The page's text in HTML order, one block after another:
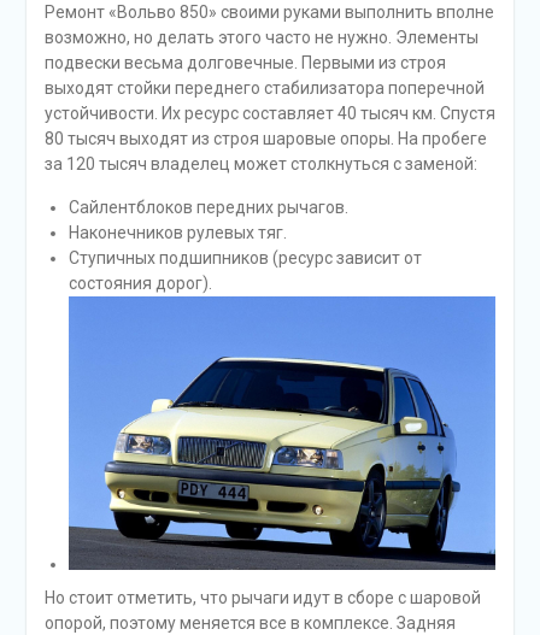
Ремонт «Вольво 850» своими руками выполнить вполне
возможно, но делать этого часто не нужно. Элементы
подвески весьма долговечные. Первыми из строя
выходят стойки переднего стабилизатора поперечной
устойчивости. Их ресурс составляет 40 тысяч км. Спустя
80 тысяч выходят из строя шаровые опоры. На пробеге
за 120 тысяч владелец может столкнуться с заменой:
Сайлентблоков передних рычагов.
Наконечников рулевых тяг.
Ступичных подшипников (ресурс зависит от
состояния дорог).
Но стоит отметить, что рычаги идут в сборе с шаровой
опорой, поэтому меняется все в комплексе. Задняя